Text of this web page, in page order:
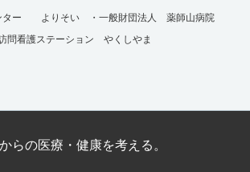
ター よりそい
・一般財団法人 薬師山病院
問看護ステーション やくしやま
らの医療・健康を考える。